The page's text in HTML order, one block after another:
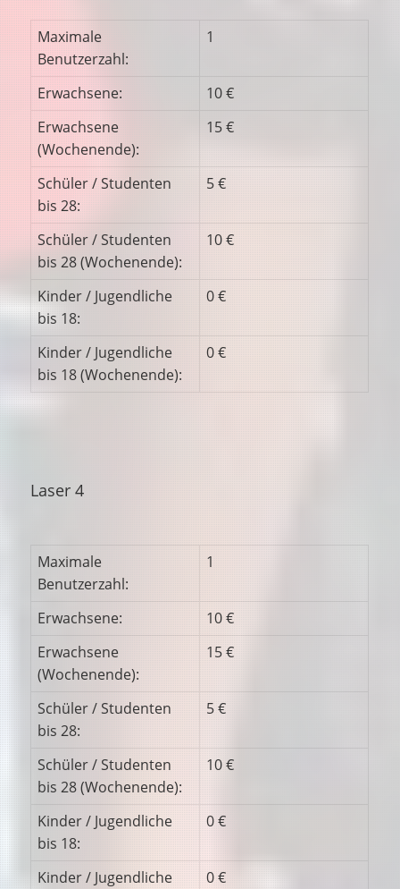
Maximale
Benutzerzahl:
1
Erwachsene:
10 €
Erwachsene
(Wochenende):
15 €
Schüler / Studenten
bis 28:
5 €
Schüler / Studenten
bis 28 (Wochenende):
10 €
Kinder / Jugendliche
bis 18:
0 €
Kinder / Jugendliche
bis 18 (Wochenende):
0 €
Laser 4
Maximale
Benutzerzahl:
1
Erwachsene:
10 €
Erwachsene
(Wochenende):
15 €
Schüler / Studenten
bis 28:
5 €
Schüler / Studenten
bis 28 (Wochenende):
10 €
Kinder / Jugendliche
bis 18:
0 €
Kinder / Jugendliche
0 €